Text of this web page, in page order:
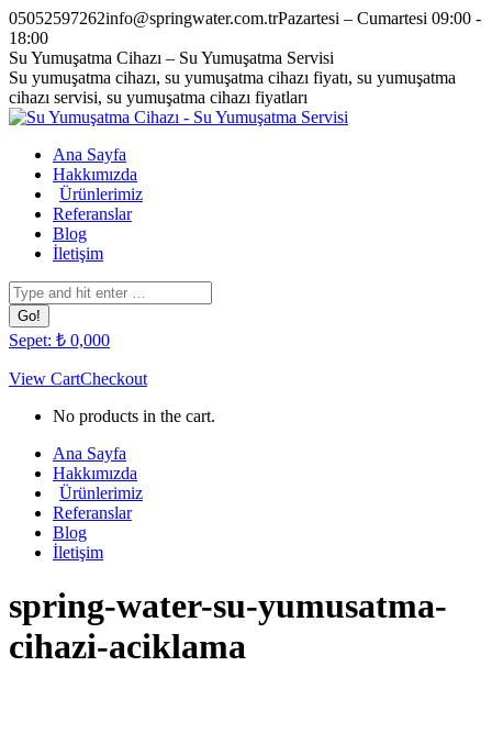
Skip
to
content
05052597262info@springwater.com.trPazartesi – Cumartesi 09:00 -
18:00
Facebook
page
opens
in
window
Twitter
page
opens
in
window
Pinterest
page
opens
in
window
Instagram
page
opens
in
window
Su Yumuşatma Cihazı – Su Yumuşatma Servisi
Su yumuşatma cihazı, su yumuşatma cihazı fiyatı, su yumuşatma
cihazı servisi, su yumuşatma cihazı fiyatları
Ana Sayfa
Hakkımızda
Ürünlerimiz
Referanslar
Blog
İletişim
Search:
Sepet: ₺ 0,000
View CartCheckout
No products in the cart.
Ana Sayfa
Hakkımızda
Ürünlerimiz
Referanslar
Blog
İletişim
spring-water-su-yumusatma-
cihazi-aciklama